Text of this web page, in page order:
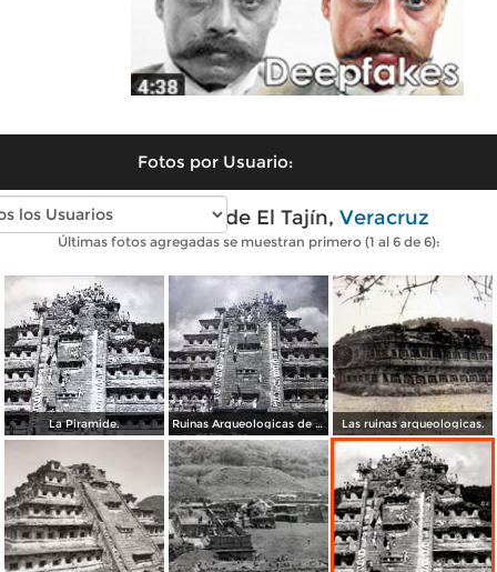
Fotos por Usuario:
Fotos antiguas de El Tajín, Veracruz
Últimas fotos agregadas se muestran primero (1 al 6 de 6):
La Piramide. Ruinas Arqueologicas de el Tajin. Las ruinas arqueologicas.